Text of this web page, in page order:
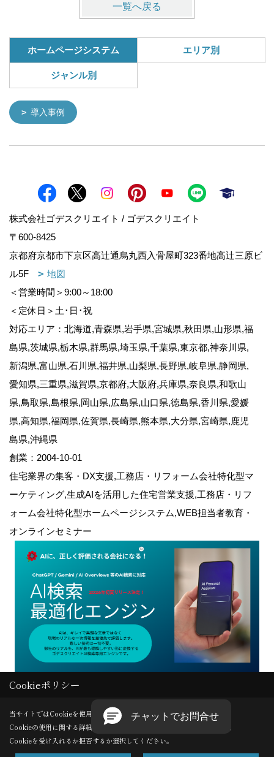
一覧へ戻る
ホームページシステム エリア別
ジャンル別
導入事例
株式会社ゴデスクリエイト / ゴデスクリエイト
〒600-8425
京都府京都市下京区高辻通烏丸西入骨屋町323番地高辻三原ビ
ル5F
地図
＜営業時間＞9:00～18:00
＜定休日＞土･日･祝
対応エリア：北海道,青森県,岩手県,宮城県,秋田県,山形県,福
島県,茨城県,栃木県,群馬県,埼玉県,千葉県,東京都,神奈川県,
新潟県,富山県,石川県,福井県,山梨県,長野県,岐阜県,静岡県,
愛知県,三重県,滋賀県,京都府,大阪府,兵庫県,奈良県,和歌山
県,鳥取県,島根県,岡山県,広島県,山口県,徳島県,香川県,愛媛
県,高知県,福岡県,佐賀県,長崎県,熊本県,大分県,宮崎県,鹿児
島県,沖縄県
創業：2004-10-01
住宅業界の集客・DX支援,工務店・リフォーム会社特化型マ
ーケティング,生成AIを活用した住宅営業支援,工務店・リフ
ォーム会社特化型ホームページシステム,WEB担当者教育・
オンラインセミナー
Copyright (c) GODDESS CREATE. All Rights Reserved.
Produced byゴデスクリエイト
Cookieポリシー
当サイトではCookieを使用します。
Cookieの使用に関する詳細は 「プライバシーポリシー
」をご覧ください。
Cookieを受け入れるか拒否するか選択してください。